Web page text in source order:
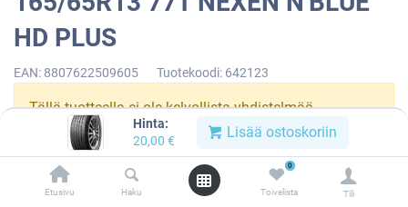
Hinta:
20,00 € Lisää ostoskoriin
Etusivu Haku
0
Toivelista Tili
HD PLUS
EAN: 8807622509605 Tuotekoodi: 642123
Tällä tuotteella ei ole kelvollista yhdistelmää.
NEXEN